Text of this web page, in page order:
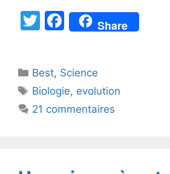
T
er
F
a
e
b
o
Share
Catégories
Best, Science
Étiquettes
Biologie, evolution
21 commentaires